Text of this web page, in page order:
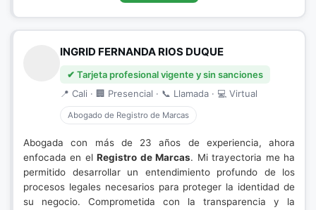
INGRID FERNANDA RIOS DUQUE
✔ Tarjeta profesional vigente y sin sanciones
📍 Cali · 🏢 Presencial · 📞 Llamada · 💻 Virtual
Abogado de Registro de Marcas
Abogada con más de 23 años de experiencia, ahora
enfocada en elRegistro de Marcas. Mi trayectoria me ha
permitido desarrollar un entendimiento profundo de los
procesos legales necesarios para proteger la identidad de
su negocio. Comprometida con la transparencia y la